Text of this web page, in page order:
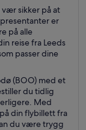
vær sikker på at
er
på alle
reise fra Leeds
passer dine
(BOO) med et
du tidlig
Med
din flybillett fra
du være trygg